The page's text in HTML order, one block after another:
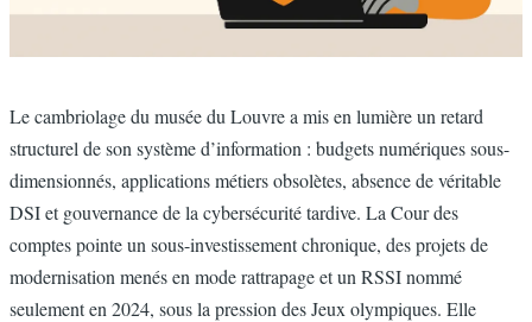
Resumé
Le cambriolage du musée du Louvre a mis en lumière un retard
structurel de son système d’information : budgets numériques sous-
dimensionnés, applications métiers obsolètes, absence de véritable
DSI et gouvernance de la cybersécurité tardive. La Cour des
comptes pointe un sous-investissement chronique, des projets de
modernisation menés en mode rattrapage et un RSSI nommé
seulement en 2024, sous la pression des Jeux olympiques. Elle